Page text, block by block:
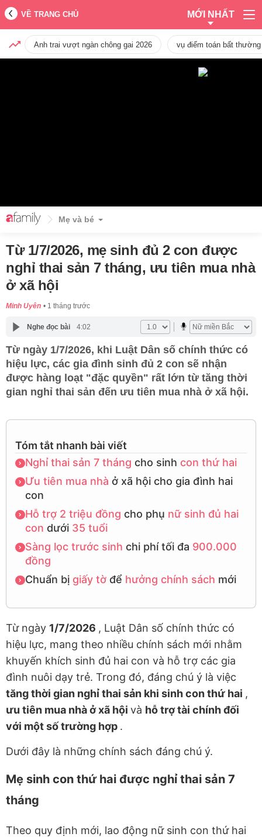
VỀ TRANG CHỦ MỚI NHẤT
Anh trai vượt ngàn chông gai 2026 vụ điểm toán bất
Mẹ và bé
Từ 1/7/2026, mẹ sinh đủ 2 con được
nghỉ thai sản 7 tháng, ưu tiên mua nhà
ở xã hội
Minh Uyên 1 tháng trước
Nghe đọc bài 4:02
Từ ngày 1/7/2026, khi Luật Dân số chính thức có
hiệu lực, các gia đình sinh đủ 2 con sẽ nhận
được hàng loạt "đặc quyền" rất lớn từ tăng thời
gian nghỉ thai sản đến ưu tiên mua nhà ở xã hội.
Tóm tắt nhanh bài viết
Nghỉ thai sản 7 tháng cho sinh con thứ hai
Ưu tiên mua nhà ở xã hội cho gia đình hai
con
Hỗ trợ 2 triệu đồng cho phụ nữ sinh đủ hai
con dưới 35 tuổi
Sàng lọc trước sinh chi phí tối đa 900.000
đồng
Chuẩn bị giấy tờđể hưởng chính sách mới
Từ ngày 1/7/2026 , Luật Dân số chính thức có
hiệu lực, mang theo nhiều chính sách mới nhằm
khuyến khích sinh đủ hai con và hỗ trợ các gia
đình nuôi dạy trẻ. Trong đó, đáng chú ý là việc
tăng thời gian nghỉ thai sản khi sinh con thứ hai ,
ưu tiên mua nhà ở xã hội và hỗ trợ tài chính đối
với một số trường hợp .
Dưới đây là những chính sách đáng chú ý.
Mẹ sinh con thứ hai được nghỉ thai sản 7
tháng
Theo quy định mới, lao động nữ sinh con thứ hai